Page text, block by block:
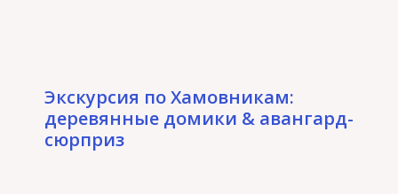
Экскурсия по Хамовникам:
деревянные домики & авангард-
сюрприз